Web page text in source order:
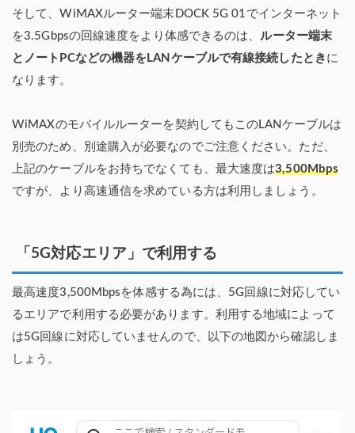
そして、WiMAXルーター端末DOCK 5G 01でインターネット
を3.5Gbpsの回線速度をより体感できるのは、 ルーター端末
とノートPCなどの機器をLANケーブルで有線接続したとき に
なります。
WiMAXのモバイルルーターを契約してもこのLANケーブルは
別売のため、別途購入が必要なのでご注意ください。ただ、
上記のケーブルをお持ちでなくても、最大速度は3,500Mbps
ですが、より高速通信を求めている方は利用しましょう。
「5G対応エリア」で利用する
最高速度3,500Mbpsを体感する為には、5G回線に対応してい
るエリアで利用する必要があります。利用する地域によって
は5G回線に対応していませんので、以下の地図から確認しま
しょう。